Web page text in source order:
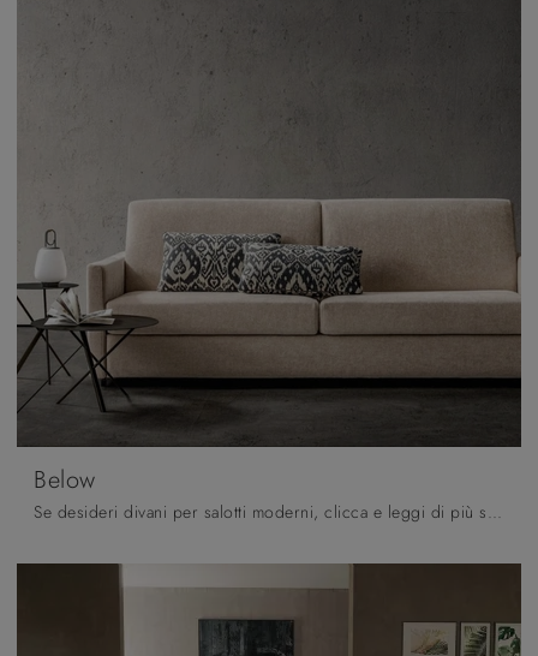
Below
Se desideri divani per salotti moderni, clicca e leggi di più sul modello Below in tessuto del brand Samoa.